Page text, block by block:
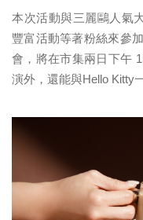
本次活動與三麗鷗人氣
豐富活動等著粉絲來參
會，將在市集兩日下午
演外，還能與Hello Kitty